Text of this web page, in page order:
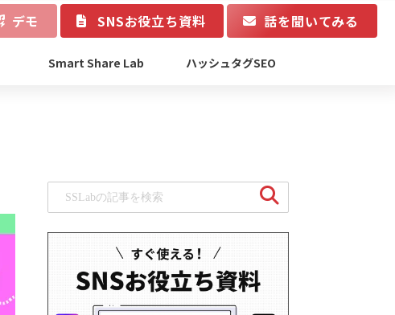
デモ SNSお役立ち資料 話を聞いてみる
Smart Share Lab ハッシュタグSEO